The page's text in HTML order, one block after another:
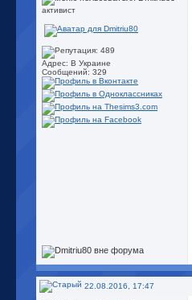
активист
Адрес: В Украине
Сообщений: 329
22.08.2016, 17:47